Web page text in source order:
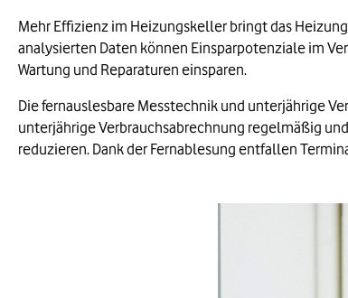
Der Ölpreis ist im
Die
Die
Quellenhinweis:
Ende der
Mehr Effizienz im Heizungskeller bringt das
analysierten Daten können Einsparpotenziale im
Wartung und Reparaturen einsparen.
Die fernauslesbare Messtechnik und unterjährige
unterjährige Verbrauchsabrechnung regelmäßig
reduzieren. Dank der Fernablesung entfallen